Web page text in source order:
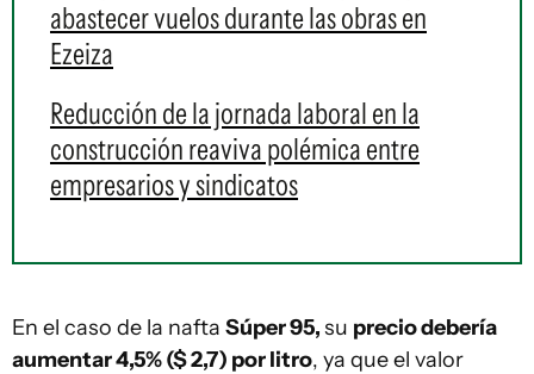
abastecer vuelos durante las obras en
Ezeiza
Reducción de la jornada laboral en la
construcción reaviva polémica entre
empresarios y sindicatos
En el caso de la nafta Súper 95,su precio debería
aumentar 4,5% ($ 2,7) por litro, ya que el valor